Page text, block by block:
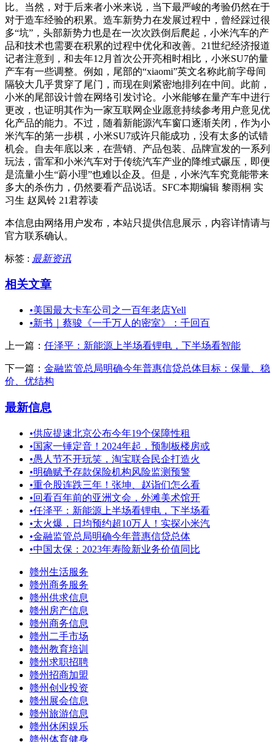
比。当然，对于后来者小米来说，当下最严峻的考验仍然在于
对于造车经验的积累。造车新势力在发展过程中，曾经踩过很
多“坑”，头部新势力也是在一次次跌倒后爬起，小米汽车的产
品和技术也需要在积累的过程中优化和改善。21世纪经济报道
记者注意到，和去年12月首次公开亮相时相比，小米SU7的量
产车有一些调整。例如，尾部的“xiaomi”英文名称此前字母间
隔较大几乎贯穿了尾门，而现在则紧密地排列在中间。此前，
小米的尾部设计曾在网络引发讨论。小米能够在量产车中进行
更改，也证明其作为一家互联网企业愿意持续参考用户意见优
化产品的能力。不过，随着新能源汽车窗口逐渐关闭，作为小
米汽车的第一步棋，小米SU7或许只能成功，没有太多的试错
机会。自去年底以来，在营销、产品包装、品牌宣发的一系列
玩法，雷军和小米汽车对于传统汽车产业的降维式碾压，即便
是流量小生“蔚小理”也难以企及。但是，小米汽车究竟能带来
多大的杀伤力，仍然要看产品说话。SFC本期编辑 黎雨桐 实
习生 赵凤铃 21君荐读
本信息由网络用户发布， 本站只提供信息展示，内容详情请与
官方联系确认。
标签 : 最新资讯
相关文章
•美国最大卡车公司之一百年老店Yell
•新书｜蔡骏《一千万人的密室》：千回百
上一篇： 任泽平：新能源上半场看锂电，下半场看智能
下一篇： 金融监管总局明确今年普惠信贷总体目标：保量、稳
价、优结构
最新信息
•供应提速北京公布今年19个保障性租
•国家一锤定音！2024年起，预制板楼房或
•愚人节不开玩笑，淘宝联合民企打造火
•明确赋予存款保险机构风险监测预警
•重仓股连跌三年！张坤、赵诣们怎么看
•回看百年前的亚洲文会，外滩美术馆开
•任泽平：新能源上半场看锂电，下半场看
•太火爆，日均预约超10万人！实探小米汽
•金融监管总局明确今年普惠信贷总体
•中国太保：2023年寿险新业务价值同比
赣州生活服务
赣州商务服务
赣州供求信息
赣州房产信息
赣州商务信息
赣州二手市场
赣州教育培训
赣州求职招聘
赣州招商加盟
赣州创业投资
赣州展会信息
赣州旅游信息
赣州休闲娱乐
赣州体育健身